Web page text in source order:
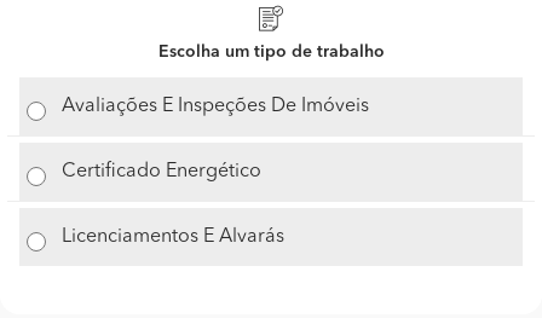
Escolha um tipo de trabalho
Avaliações E Inspeções De Imóveis
Certificado Energético
Licenciamentos E Alvarás